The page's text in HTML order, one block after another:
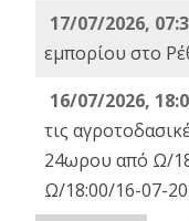
17/07/2026,
εμπορίου στο
16/07/2026,
τις
24ωρου από Ω/
Ω/18:00/16-07-